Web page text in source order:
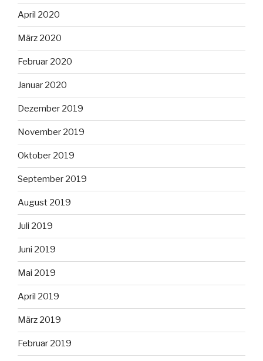
April 2020
März 2020
Februar 2020
Januar 2020
Dezember 2019
November 2019
Oktober 2019
September 2019
August 2019
Juli 2019
Juni 2019
Mai 2019
April 2019
März 2019
Februar 2019